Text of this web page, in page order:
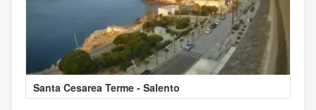
Santa Cesarea Terme - Salento